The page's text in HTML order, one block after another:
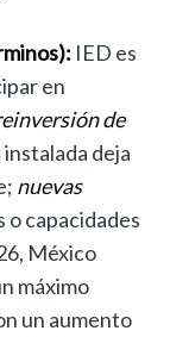
IED es
en
de
deja
nuevas
capacidades
México
máximo
un aumento